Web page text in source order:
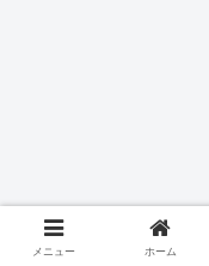
メニュー ホーム